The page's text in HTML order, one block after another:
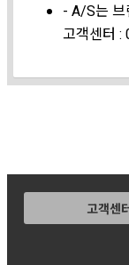
- A/S는 브
고객센터
고객센